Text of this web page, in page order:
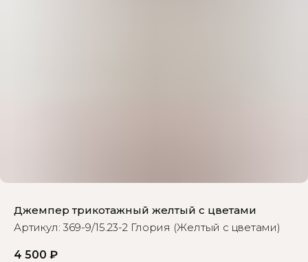
Джемпер трикотажный желтый с цветами
Артикул: 369-9/15.23-2 Глория (Желтый с цветами)
4 500 ₽